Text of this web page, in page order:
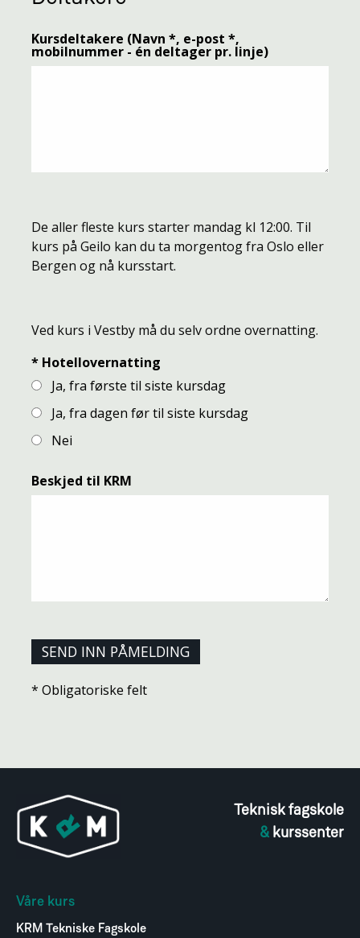
Kursdeltakere (Navn *, e-post *,
mobilnummer - én deltager pr. linje)
De aller fleste kurs starter mandag kl 12:00. Til
kurs på Geilo kan du ta morgentog fra Oslo eller
Bergen og nå kursstart.
Ved kurs i Vestby må du selv ordne overnatting.
* Hotellovernatting
Ja, fra første til siste kursdag
Ja, fra dagen før til siste kursdag
Nei
Beskjed til KRM
* Obligatoriske felt
Teknisk fagskole
& kurssenter
Våre kurs
KRM Tekniske Fagskole